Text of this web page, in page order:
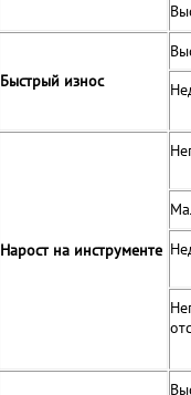
Быстрый износ
Нарост на инструменте